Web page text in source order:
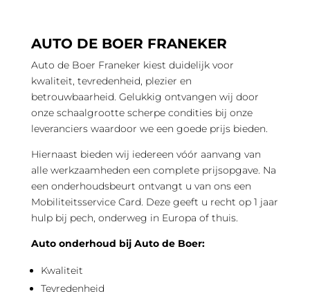
AUTO DE BOER FRANEKER
Auto de Boer Franeker kiest duidelijk voor
kwaliteit, tevredenheid, plezier en
betrouwbaarheid. Gelukkig ontvangen wij door
onze schaalgrootte scherpe condities bij onze
leveranciers waardoor we een goede prijs bieden.
Hiernaast bieden wij iedereen vóór aanvang van
alle werkzaamheden een complete prijsopgave. Na
een onderhoudsbeurt ontvangt u van ons een
Mobiliteitsservice Card. Deze geeft u recht op 1 jaar
hulp bij pech, onderweg in Europa of thuis.
Auto onderhoud bij Auto de Boer:
Kwaliteit
Tevredenheid